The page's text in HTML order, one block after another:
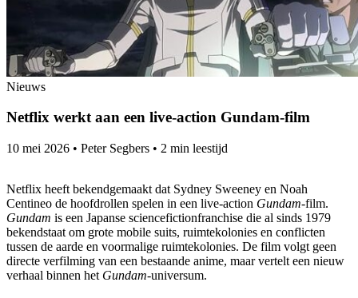
Nieuws
Netflix werkt aan een live-action Gundam-film
10 mei 2026 • Peter Segbers • 2 min leestijd
Netflix heeft bekendgemaakt dat Sydney Sweeney en Noah
Centineo de hoofdrollen spelen in een live-action Gundam-film.
Gundam is een Japanse sciencefictionfranchise die al sinds 1979
bekendstaat om grote mobile suits, ruimtekolonies en conflicten
tussen de aarde en voormalige ruimtekolonies. De film volgt geen
directe verfilming van een bestaande anime, maar vertelt een nieuw
verhaal binnen het Gundam-universum.